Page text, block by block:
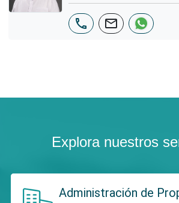
phone mail
Explora nuestros
Administración de